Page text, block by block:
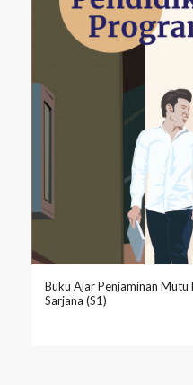
Buku Ajar Penjaminan
Sarjana (S1)